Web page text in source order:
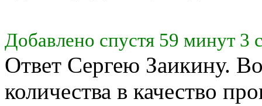
Добавлено спустя 59 минут 3
Ответ Сергею Заикину.
количества в качество